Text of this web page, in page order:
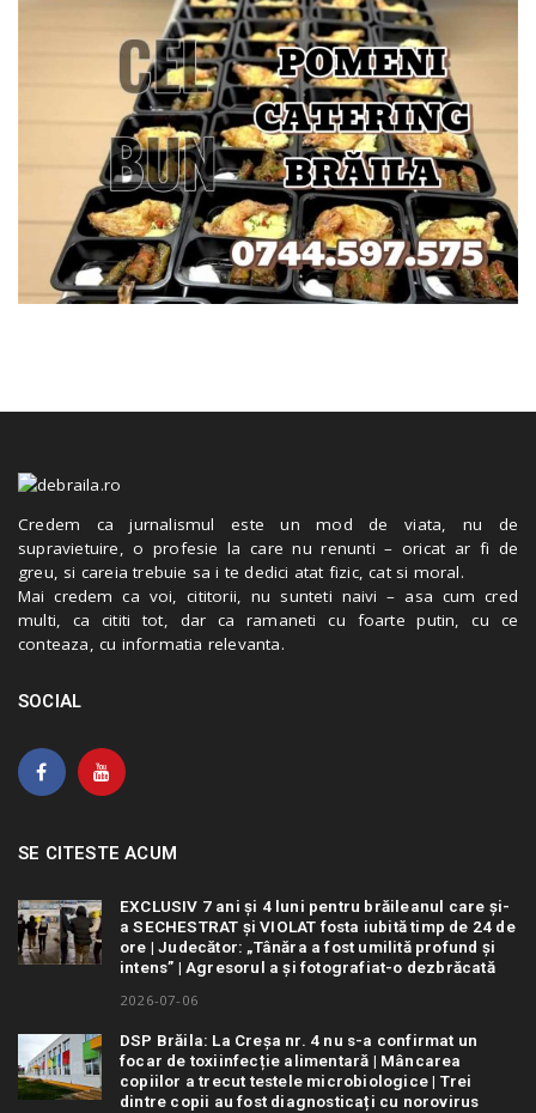
Credem ca jurnalismul este un mod de viata, nu de
supravietuire, o profesie la care nu renunti – oricat ar fi de
greu, si careia trebuie sa i te dedici atat fizic, cat si moral.
Mai credem ca voi, cititorii, nu sunteti naivi – asa cum cred
multi, ca cititi tot, dar ca ramaneti cu foarte putin, cu ce
conteaza, cu informatia relevanta.
SOCIAL
SE CITESTE ACUM
EXCLUSIV 7 ani și 4 luni pentru brăileanul care și-
a SECHESTRAT și VIOLAT fosta iubită timp de 24 de
ore | Judecător: „Tânăra a fost umilită profund și
intens” | Agresorul a și fotografiat-o dezbrăcată
2026-07-06
DSP Brăila: La Creșa nr. 4 nu s-a confirmat un
focar de toxiinfecție alimentară | Mâncarea
copiilor a trecut testele microbiologice | Trei
dintre copii au fost diagnosticați cu norovirus